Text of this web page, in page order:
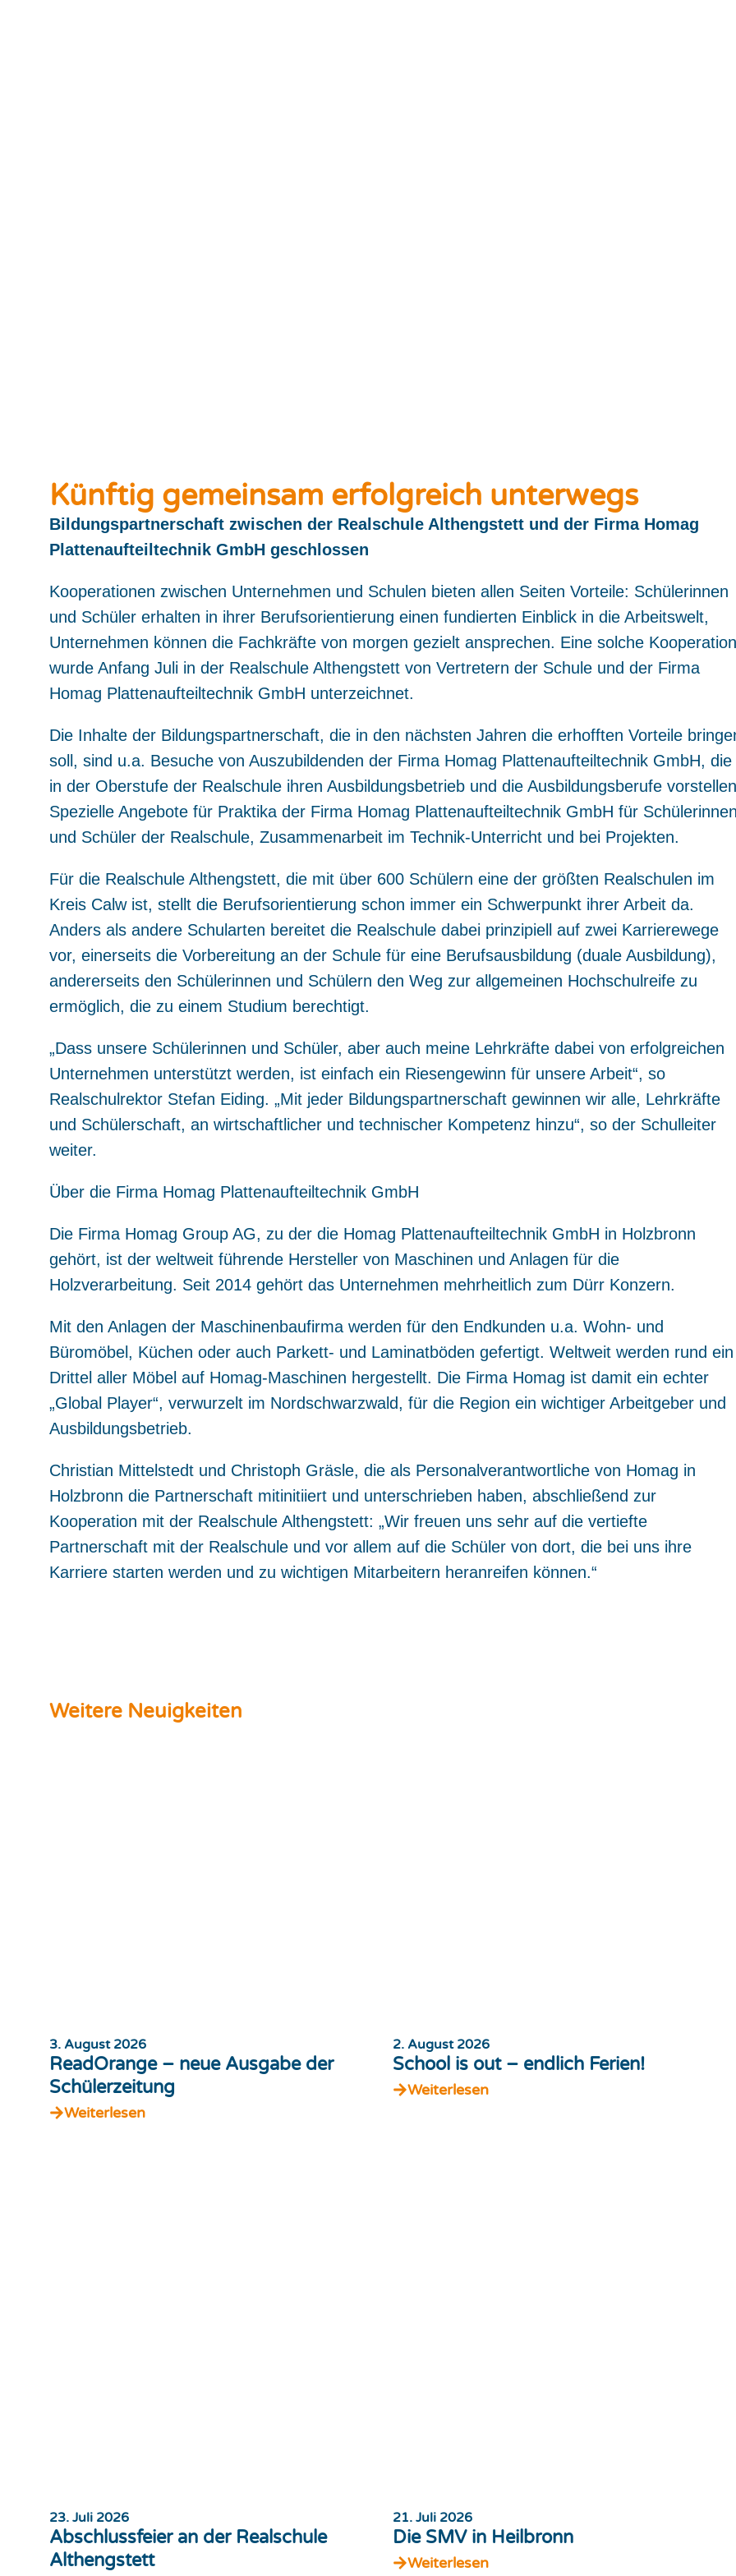
Künftig gemeinsam erfolgreich unterwegs
Bildungspartnerschaft zwischen der Realschule Althengstett und der Firma Homag
Plattenaufteiltechnik GmbH geschlossen
Kooperationen zwischen Unternehmen und Schulen bieten allen Seiten Vorteile: Schülerinnen
und Schüler erhalten in ihrer Berufsorientierung einen fundierten Einblick in die Arbeitswelt,
Unternehmen können die Fachkräfte von morgen gezielt ansprechen. Eine solche Kooperation
wurde Anfang Juli in der Realschule Althengstett von Vertretern der Schule und der Firma
Homag Plattenaufteiltechnik GmbH unterzeichnet.
Die Inhalte der Bildungspartnerschaft, die in den nächsten Jahren die erhofften Vorteile
soll, sind u.a. Besuche von Auszubildenden der Firma Homag Plattenaufteiltechnik GmbH, die
in der Oberstufe der Realschule ihren Ausbildungsbetrieb und die Ausbildungsberufe
Spezielle Angebote für Praktika der Firma Homag Plattenaufteiltechnik GmbH für
und Schüler der Realschule, Zusammenarbeit im Technik-Unterricht und bei Projekten.
Für die Realschule Althengstett, die mit über 600 Schülern eine der größten Realschulen im
Kreis Calw ist, stellt die Berufsorientierung schon immer ein Schwerpunkt ihrer Arbeit da.
Anders als andere Schularten bereitet die Realschule dabei prinzipiell auf zwei Karrierewege
vor, einerseits die Vorbereitung an der Schule für eine Berufsausbildung (duale Ausbildung),
andererseits den Schülerinnen und Schülern den Weg zur allgemeinen Hochschulreife zu
ermöglich, die zu einem Studium berechtigt.
„Dass unsere Schülerinnen und Schüler, aber auch meine Lehrkräfte dabei von erfolgreichen
Unternehmen unterstützt werden, ist einfach ein Riesengewinn für unsere Arbeit“, so
Realschulrektor Stefan Eiding. „Mit jeder Bildungspartnerschaft gewinnen wir alle, Lehrkräfte
und Schülerschaft, an wirtschaftlicher und technischer Kompetenz hinzu“, so der Schulleiter
weiter.
Über die Firma Homag Plattenaufteiltechnik GmbH
Die Firma Homag Group AG, zu der die Homag Plattenaufteiltechnik GmbH in Holzbronn
gehört, ist der weltweit führende Hersteller von Maschinen und Anlagen für die
Holzverarbeitung. Seit 2014 gehört das Unternehmen mehrheitlich zum Dürr Konzern.
Mit den Anlagen der Maschinenbaufirma werden für den Endkunden u.a. Wohn- und
Büromöbel, Küchen oder auch Parkett- und Laminatböden gefertigt. Weltweit werden rund ein
Drittel aller Möbel auf Homag-Maschinen hergestellt. Die Firma Homag ist damit ein echter
„Global Player“, verwurzelt im Nordschwarzwald, für die Region ein wichtiger Arbeitgeber und
Ausbildungsbetrieb.
Christian Mittelstedt und Christoph Gräsle, die als Personalverantwortliche von Homag in
Holzbronn die Partnerschaft mitinitiiert und unterschrieben haben, abschließend zur
Kooperation mit der Realschule Althengstett: „Wir freuen uns sehr auf die vertiefte
Partnerschaft mit der Realschule und vor allem auf die Schüler von dort, die bei uns ihre
Karriere starten werden und zu wichtigen Mitarbeitern heranreifen können.“
Weitere Neuigkeiten
3. August 2026
ReadOrange – neue Ausgabe der
Schülerzeitung
Weiterlesen
2. August 2026
School is out – endlich Ferien!
Weiterlesen
23. Juli 2026
Abschlussfeier an der Realschule
Althengstett
21. Juli 2026
Die SMV in Heilbronn
Weiterlesen